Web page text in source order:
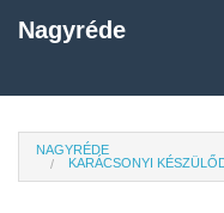
Nagyréde
NAGYRÉDE
KARÁCSONYI